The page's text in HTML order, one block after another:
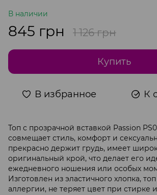
В наличии
845 грн 1 126 грн
Купить
В избранное К
Топ с прозрачной вставкой Passion
совмещает стиль, комфорт и
прекрасно держит грудь, имеет
оригинальный крой, что делает его
ежедневного ношения или особых
Изготовлен из эластичного хлопка,
аллергии, не теряет цвет при стирке